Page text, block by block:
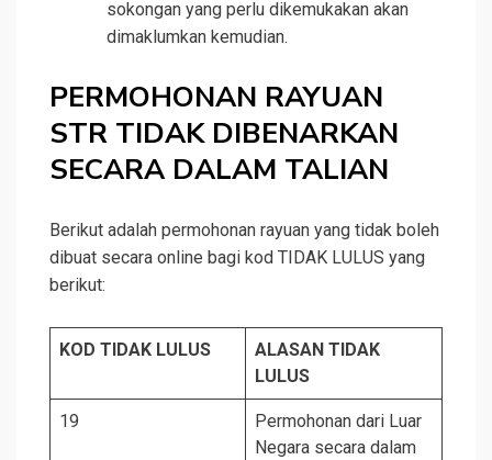
sokongan yang perlu dikemukakan akan
dimaklumkan kemudian.
PERMOHONAN RAYUAN
STR TIDAK DIBENARKAN
SECARA DALAM TALIAN
Berikut adalah permohonan rayuan yang tidak boleh
dibuat secara online bagi kod TIDAK LULUS yang
berikut:
KOD TIDAK LULUS
ALASAN TIDAK
LULUS
19
Permohonan dari Luar
Negara secara dalam